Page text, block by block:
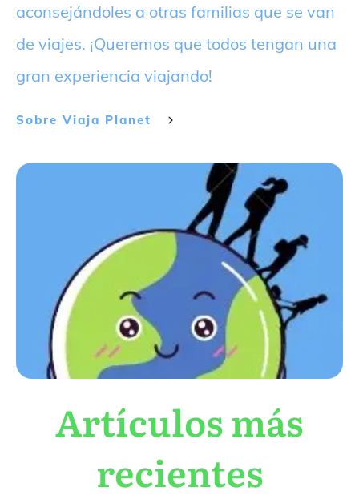
aconsejándoles a otras familias que se van
de viajes. ¡Queremos que todos tengan una
gran experiencia viajando!
Sobre Viaja Planet
Artículos más
recientes